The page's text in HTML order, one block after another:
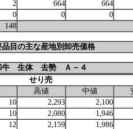
2 664
664
0 0
0
148
品目の主な産地別卸売価格
牛 生体 去勢 Ａ－４
せり売
高値 中値
10 2,293
2,100
10 2,080
1,946
12 2,159
1,986